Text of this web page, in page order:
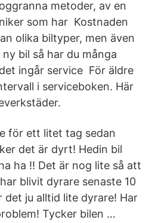
metoder, av en
som har Kostnaden
olika biltyper, men även
bil så har du många
ingår service För äldre
i serviceboken. Här
för ett litet tag sedan
det är dyrt! Hedin bil
ha !! Det är nog lite så att
blivit dyrare senaste 10
det ju alltid lite dyrare! Har
Tycker bilen …